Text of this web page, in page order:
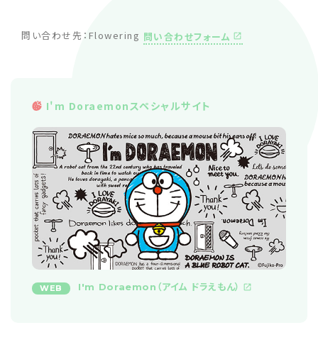
問い合わせ先：Flowering 問い合わせフォーム
I'm Doraemonスペシャルサイト
WEB I'm Doraemon（アイム ドラえもん）